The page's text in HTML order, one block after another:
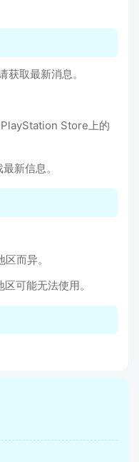
获取最新消息。
Store上的
新信息。
而异。
可能无法使用。